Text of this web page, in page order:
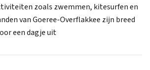
zoals zwemmen, kitesurfen en
van Goeree-Overflakkee zijn breed
een dagje uit